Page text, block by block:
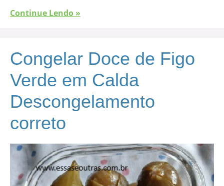
Continue Lendo »
Congelar Doce de Figo
Verde em Calda
Descongelamento
correto